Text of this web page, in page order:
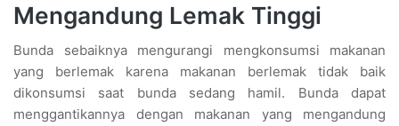
Mengandung Lemak Tinggi
Bunda sebaiknya mengurangi mengkonsumsi makanan
yang berlemak karena makanan berlemak tidak baik
dikonsumsi saat bunda sedang hamil. Bunda dapat
menggantikannya dengan makanan yang mengandung